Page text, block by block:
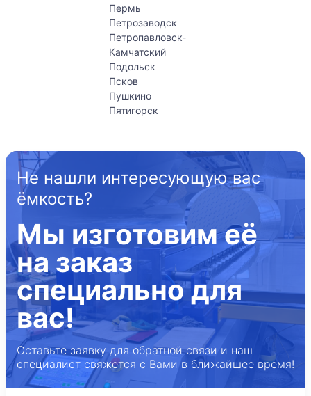
Пермь
Петрозаводск
Петропавловск-
Камчатский
Подольск
Псков
Пушкино
Пятигорск
Не нашли интересующую вас
ёмкость?
Мы изготовим её
на заказ
специально для
вас!
Оставьте заявку для обратной связи и наш
специалист свяжется с Вами в ближайшее время!